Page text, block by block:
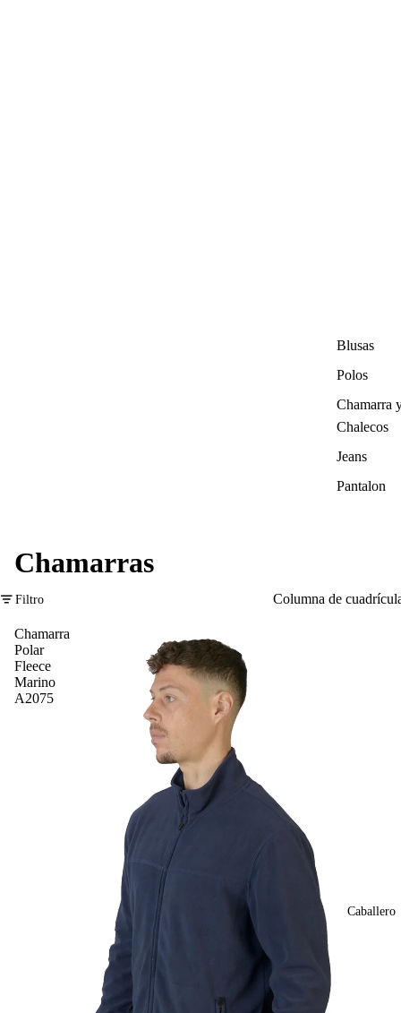
Blusas
Polos
Chamarra
Chalecos
Jeans
Pantalon
Caballero
Chamarras
Filtro Columna de
Chamarra
Polar
Fleece
Marino
A2075